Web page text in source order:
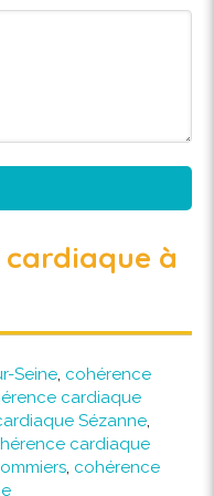
cardiaque à
Seine, cohérence
cardiaque
Sézanne,
cardiaque
, cohérence